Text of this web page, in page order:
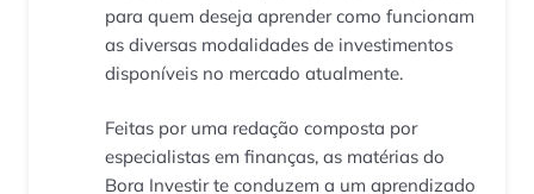
para quem deseja aprender como funcionam
as diversas modalidades de investimentos
disponíveis no mercado atualmente.
Feitas por uma redação composta por
especialistas em finanças, as matérias do
Bora Investir te conduzem a um aprendizado